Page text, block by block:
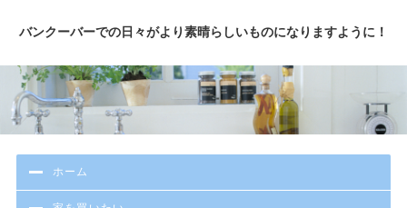
バンクーバーでの日々がより素晴らしいものになりますように！
ホーム